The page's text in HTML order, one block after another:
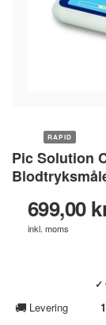
RAPID
Pic Solution
699,00
inkl. moms
✓
🚚 Levering